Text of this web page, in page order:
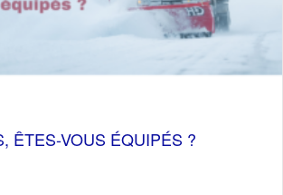
ÊTES-VOUS ÉQUIPÉS ?